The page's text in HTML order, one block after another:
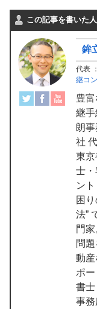
この記事を書いた人
鉾
代表 ：
継コ
豊
継手
朗
社
東
士・
ン
困
法”
門
問
動
ポ
書士
事